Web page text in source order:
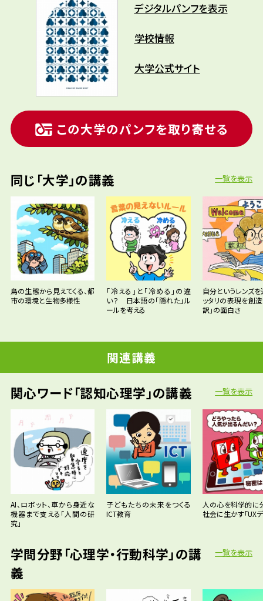
デジタルパンフを表示
学校情報
大学公式サイト
この大学のパンフを取り寄せる
同じ「大学」の講義 一覧を表示
鳥の生態から見えてくる、都
市の環境と生物多様性
「冷える」と「冷める」の違
い？ 日本語の「隠れた」ル
ールを考える
自分というレンズを
ッタリの表現を創造
訳」の面白さ
関連講義
関心ワード「認知心理学」の講義
AI、ロボット、車から身近な
機器まで支える「人間の研
究」
子どもたちの未来をつくる
ICT教育
人の心を科学的に
社会に生かす「UX
一覧を表示
学問分野「心理学・行動科学」の講
義
一覧を表示